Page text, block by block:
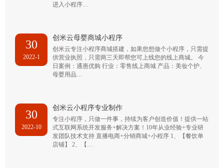
进入小程序…
30
2022-1
创米云母婴商城小程序
创米云专注小程序商城搭建，如果您想做个小程序，只需提
供营业执照，只需两三天即帮您可上线您的线上商城。 今
日案例：通惠优购 行业：零售线上商城 产品：美妆个护、
母婴用品…
30
2022-10
创米云小程序专业制作
专注小程序，只做一件事，持续为客户创造价值！提供一站
式互联网系统开发服务+解决方案！10年从业经验+专业研
发团队技术支持 直播电商+分销商城+小程序 1、【餐饮单
店铺】 2、【…